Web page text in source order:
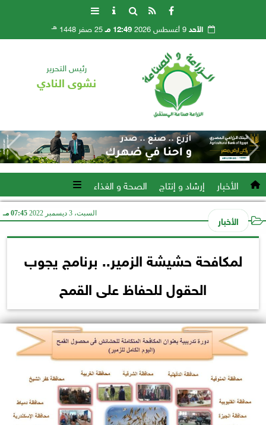
الأحد9 أغسطس 2026 12:49 مـ 25 صفر 1448 هـ
رئيس التحرير
نشوى النادي
الأخبار إرشاد و إنتاج الصحة و الغذاء
الأخبار السبت، 3 ديسمبر 2022 07:45 مـ
لمكافحة حشيشة الزمير.. برنامج يجوب
الحقول للحفاظ على القمح